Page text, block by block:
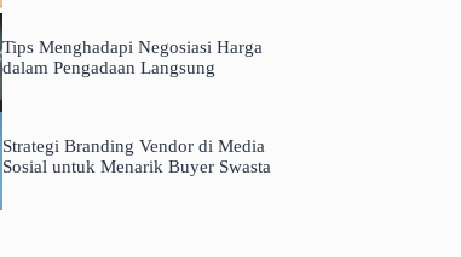
Tips Menghadapi Negosiasi Harga
dalam Pengadaan Langsung
Strategi Branding Vendor di Media
Sosial untuk Menarik Buyer Swasta